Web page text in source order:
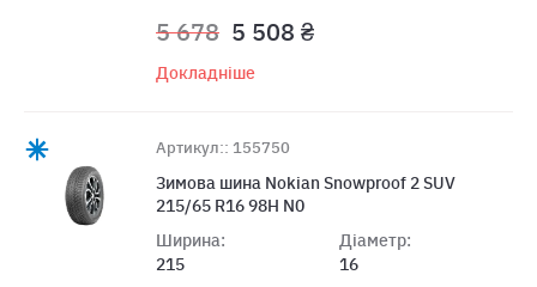
5 678 5 508 ₴
Докладніше
Артикул:: 155750
Зимова шина Nokian Snowproof 2 SUV
215/65 R16 98H N0
Ширина:
215
Діаметр:
16